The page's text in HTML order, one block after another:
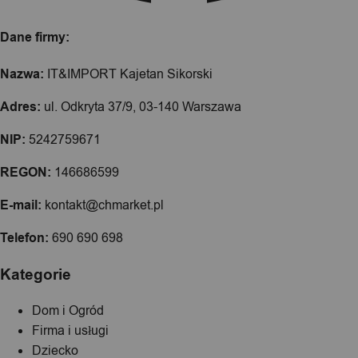
Dane firmy:
Nazwa: IT&IMPORT Kajetan Sikorski
Adres: ul. Odkryta 37/9, 03-140 Warszawa
NIP: 5242759671
REGON: 146686599
E-mail: kontakt@chmarket.pl
Telefon: 690 690 698
Kategorie
Dom i Ogród
Firma i usługi
Dziecko